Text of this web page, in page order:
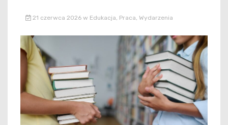
21 czerwca 2026 w Edukacja, Praca, Wydarzenia